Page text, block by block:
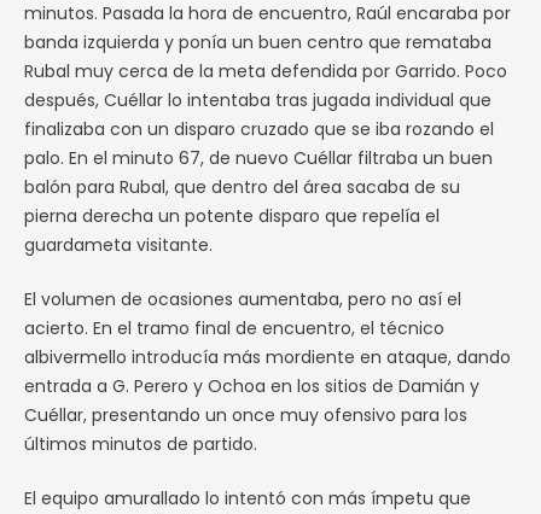
minutos. Pasada la hora de encuentro, Raúl encaraba por
banda izquierda y ponía un buen centro que remataba
Rubal muy cerca de la meta defendida por Garrido. Poco
después, Cuéllar lo intentaba tras jugada individual que
finalizaba con un disparo cruzado que se iba rozando el
palo. En el minuto 67, de nuevo Cuéllar filtraba un buen
balón para Rubal, que dentro del área sacaba de su
pierna derecha un potente disparo que repelía el
guardameta visitante.
El volumen de ocasiones aumentaba, pero no así el
acierto. En el tramo final de encuentro, el técnico
albivermello introducía más mordiente en ataque, dando
entrada a G. Perero y Ochoa en los sitios de Damián y
Cuéllar, presentando un once muy ofensivo para los
últimos minutos de partido.
El equipo amurallado lo intentó con más ímpetu que